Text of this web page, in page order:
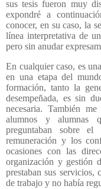
sus tesis fueron muy
expondré a
conocer, en su caso, la
línea interpretativa de
pero sin anudar
En cualquier caso, es
en una etapa del
formación, tanto la
desempeñada, es sin
necesaria. También
alumnos y alumnas
preguntaban sobre
remuneración y los
ocasiones con las
organización y gestión
prestaban sus
de trabajo y no había